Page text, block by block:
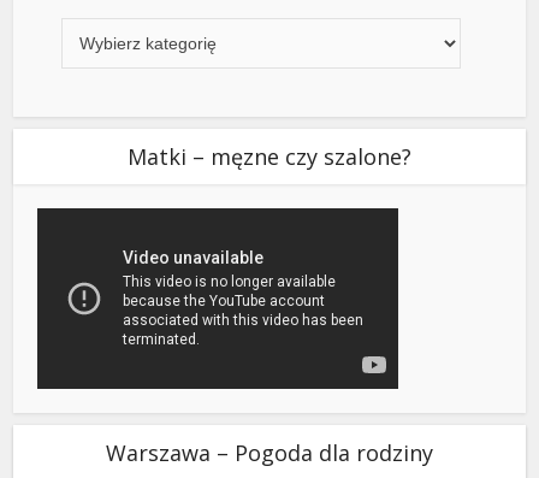
Matki – męzne czy szalone?
Warszawa – Pogoda dla rodziny